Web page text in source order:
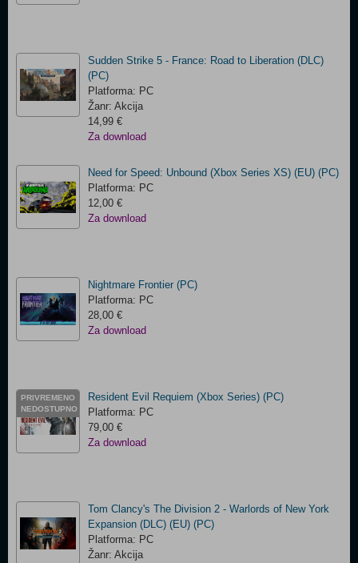
Sudden Strike 5 - France: Road to Liberation (DLC)
(PC)
Platforma: PC
Žanr: Akcija
14,99 €
Za download
Need for Speed: Unbound (Xbox Series XS) (EU) (PC)
Platforma: PC
12,00 €
Za download
Nightmare Frontier (PC)
Platforma: PC
28,00 €
Za download
PRIVREMENO
NEDOSTUPNO
Resident Evil Requiem (Xbox Series) (PC)
Platforma: PC
79,00 €
Za download
Tom Clancy's The Division 2 - Warlords of New York
Expansion (DLC) (EU) (PC)
Platforma: PC
Žanr: Akcija